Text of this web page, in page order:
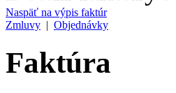
Naspäť na výpis faktúr
Zmluvy | Objednávky
Faktúra